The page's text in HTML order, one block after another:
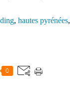
, hautes pyrénées,
0